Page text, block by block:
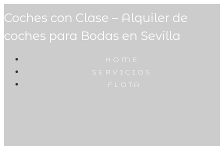
Coches con Clase – Alquiler de
coches para Bodas en Sevilla
HOME
SERVICIOS
FLOTA